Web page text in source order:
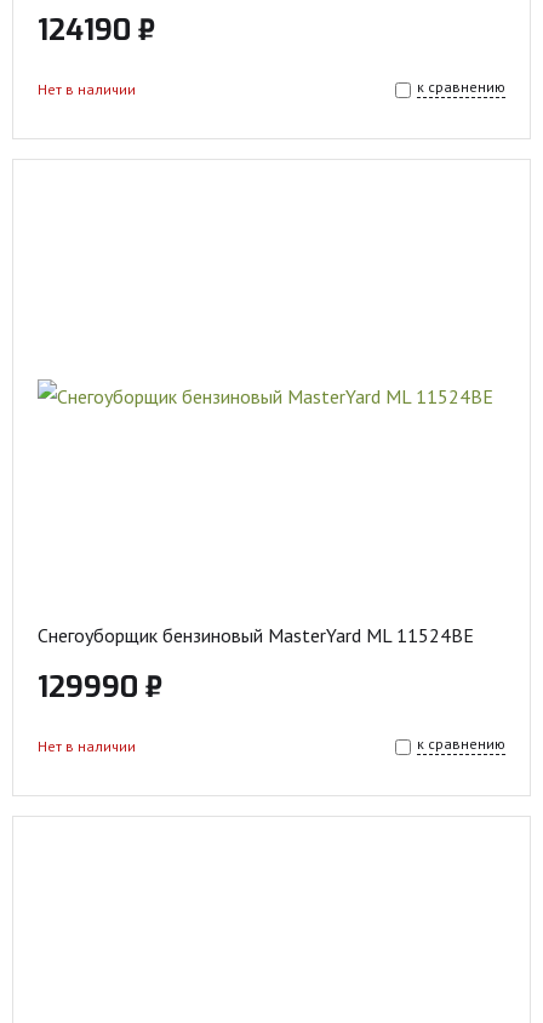
124190 ₽
к сравнению
Нет в наличии
Снегоуборщик бензиновый MasterYard ML 11524BE
129990 ₽
к сравнению
Нет в наличии